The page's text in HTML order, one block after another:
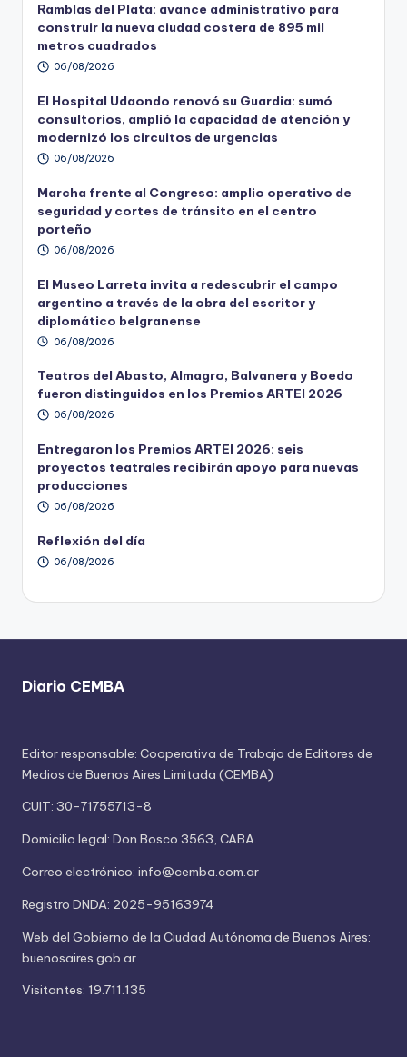
Ramblas del Plata: avance administrativo para
construir la nueva ciudad costera de 895 mil
metros cuadrados
06/08/2026
El Hospital Udaondo renovó su Guardia: sumó
consultorios, amplió la capacidad de atención y
modernizó los circuitos de urgencias
06/08/2026
Marcha frente al Congreso: amplio operativo de
seguridad y cortes de tránsito en el centro
porteño
06/08/2026
El Museo Larreta invita a redescubrir el campo
argentino a través de la obra del escritor y
diplomático belgranense
06/08/2026
Teatros del Abasto, Almagro, Balvanera y Boedo
fueron distinguidos en los Premios ARTEI 2026
06/08/2026
Entregaron los Premios ARTEI 2026: seis
proyectos teatrales recibirán apoyo para nuevas
producciones
06/08/2026
Reflexión del día
06/08/2026
Diario CEMBA
Editor responsable: Cooperativa de Trabajo de Editores de
Medios de Buenos Aires Limitada (CEMBA)
CUIT: 30-71755713-8
Domicilio legal: Don Bosco 3563, CABA.
Correo electrónico: info@cemba.com.ar
Registro DNDA: 2025-95163974
Web del Gobierno de la Ciudad Autónoma de Buenos Aires:
buenosaires.gob.ar
Visitantes: 19.711.135